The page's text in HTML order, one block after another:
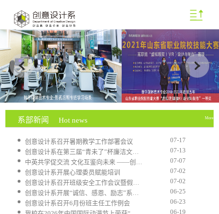
系部新闻 Hot news More
创意设计系召开暑期教学工作部署会议
07-17
创意设计系在第三届“青未了”杯廉洁文化优秀作品...
07-13
中英共学促交流 文化互鉴向未来 ——创意设计系举...
07-07
创意设计系开展心理委员赋能培训
07-02
创意设计系召开班级安全工作会议暨假前工作部署会
07-02
创意设计系开展“诚信、感恩、励志”系列主题教育活动
06-25
创意设计系召开6月份班主任工作例会
06-23
06-19